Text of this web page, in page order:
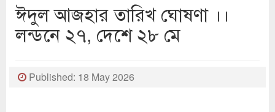
ঈদুল আজহার তারিখ ঘোষণা ।।
লন্ডনে ২৭, দেশে ২৮ মে
Published: 18 May 2026